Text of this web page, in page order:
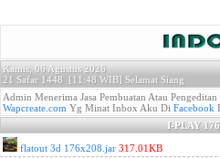
Kamis, 06 Agustus 2026
21 Safar 1448 [11:48 WIB] Selamat Siang
Admin Menerima Jasa Pembuatan Atau
Wapcreate.com Yg Minat Inbox Aku Di Facebook
I-PLAY
flatout 3d 176x208.jar 317.01KB